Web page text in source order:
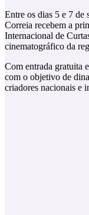
Entre os dias 5 e 7 de
Correia recebem a
Internacional de
cinematográfico da
Com entrada gratuita
com o objetivo de
criadores nacionais e